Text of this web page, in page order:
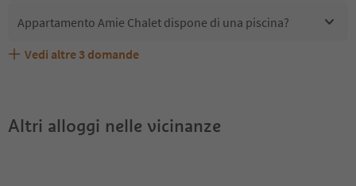
Appartamento Amie Chalet dispone di una piscina?
Appartamento Amie Chalet accetta animali domestici?
Quali servizi/attività sono disponibili presso
Gli ospiti di Appartamento Amie Chalet ricevono l'Alto
Vedi altre 3 domande
Altri alloggi nelle vicinanze